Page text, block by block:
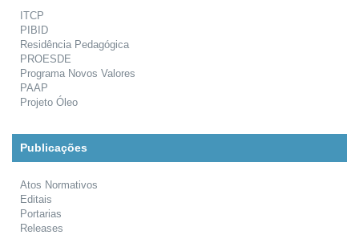
ITCP
PIBID
Residência Pedagógica
PROESDE
Programa Novos Valores
PAAP
Projeto Óleo
Publicações
Atos Normativos
Editais
Portarias
Releases